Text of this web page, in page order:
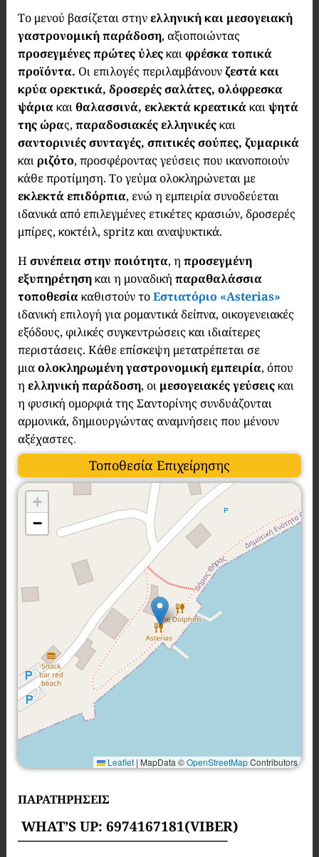
Το μενού βασίζεται στηνελληνική και μεσογειακή
γαστρονομική παράδοση, αξιοποιώντας
προσεγμένες πρώτες ύλεςκαιφρέσκα τοπικά
προϊόντα. Οι επιλογές περιλαμβάνουνζεστά και
κρύα ορεκτικά, δροσερές σαλάτες, ολόφρεσκα
ψάριακαιθαλασσινά, εκλεκτά κρεατικάκαιψητά
της ώρας, παραδοσιακές ελληνικέςκαι
σαντορινιές συνταγές, σπιτικές σούπες, ζυμαρικά
καιριζότο, προσφέροντας γεύσεις που ικανοποιούν
κάθε προτίμηση. Το γεύμα ολοκληρώνεται με
εκλεκτά επιδόρπια, ενώ η εμπειρία συνοδεύεται
ιδανικά από επιλεγμένες ετικέτες κρασιών, δροσερές
μπίρες, κοκτέιλ, spritz και αναψυκτικά.
Η συνέπεια στην ποιότητα, η προσεγμένη
εξυπηρέτησηκαι η μοναδική παραθαλάσσια
τοποθεσίακαθιστούν τοΕστιατόριο «Asterias»
ιδανική επιλογή για ρομαντικά δείπνα, οικογενειακές
εξόδους, φιλικές συγκεντρώσεις και ιδιαίτερες
περιστάσεις. Κάθε επίσκεψη μετατρέπεται σε
μιαολοκληρωμένη γαστρονομική εμπειρία, όπου
η ελληνική παράδοση, οι μεσογειακές γεύσειςκαι
η φυσική ομορφιά της Σαντορίνης συνδυάζονται
αρμονικά, δημιουργώντας αναμνήσεις που μένουν
αξέχαστες.
Τοποθεσία Επιχείρησης
+
−
Leaflet | MapData ©OpenStreetMapContributors
ΠΑΡΑΤΗΡΗΣΕΙΣ
WHAT’S UP: 6974167181(VIBER)
———————————————–